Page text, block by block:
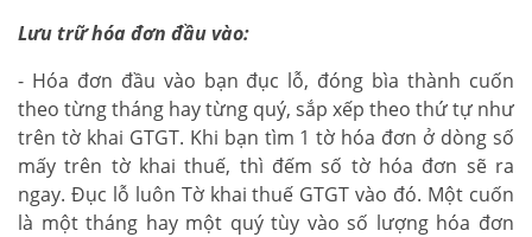
Lưu trữ hóa đơn đầu vào:
- Hóa đơn đầu vào bạn đục lỗ, đóng bìa thành cuốn
theo từng tháng hay từng quý, sắp xếp theo thứ tự như
trên tờ khai GTGT. Khi bạn tìm 1 tờ hóa đơn ở dòng số
mấy trên tờ khai thuế, thì đếm số tờ hóa đơn sẽ ra
ngay. Đục lỗ luôn Tờ khai thuế GTGT vào đó. Một cuốn
là một tháng hay một quý tùy vào số lượng hóa đơn